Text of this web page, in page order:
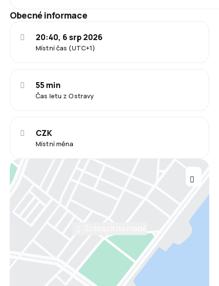
Obecné informace
Místní čas (UTC+1)
20:40, 6 srp 2026
Čas letu z Ostravy
55 min
Místní měna
CZK